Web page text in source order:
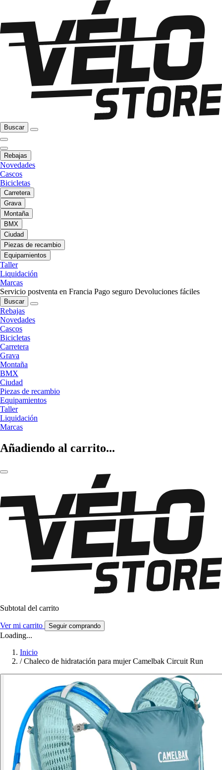
Buscar
Rebajas
Novedades
Cascos
Bicicletas
Carretera
Grava
Montaña
BMX
Ciudad
Piezas de recambio
Equipamientos
Taller
Liquidación
Marcas
Servicio postventa en Francia Pago seguro Devoluciones fáciles
Buscar
Rebajas
Novedades
Cascos
Bicicletas
Carretera
Grava
Montaña
BMX
Ciudad
Piezas de recambio
Equipamientos
Taller
Liquidación
Marcas
Añadiendo al carrito...
Subtotal del carrito
Ver mi carrito Seguir comprando
Loading...
Inicio
/ Chaleco de hidratación para mujer Camelbak Circuit Run